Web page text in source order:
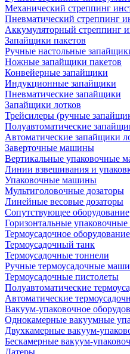
Механический стреппинг
Пневматический стреппинг
Аккумуляторный стреппинг
Запайщики пакетов
Ручные настольные
Ножные запайщики пакетов
Конвейерные запайщики
Индукционные запайщики
Пневматические запайщики
Запайщики лотков
Трейсилеры (ручные
Полуавтоматические
Автоматические запайщики
Заверточные машины
Вертикальные упаковочные
Линии взвешивания и
Упаковочные машины
Мультиголовочные дозаторы
Линейные весовые дозаторы
Сопутствующее оборудование
Горизонтальные
Термоусадочное оборудование
Термоусадочный танк
Термоусадочные тоннели
Ручные термоусадочные
Термоусадочные пистолеты
Полуавтоматические
Автоматические
Вакуум-упаковочное
Однокамерные вакуумные
Двухкамерные вакуум-
Бескамерные вакуум-
Датеры